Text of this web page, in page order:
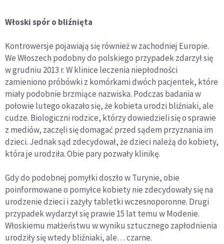
Włoski spór o bliźnięta
Kontrowersje pojawiają się również w zachodniej Europie.
We Włoszech podobny do polskiego przypadek zdarzył się
w grudniu 2013 r. W klinice leczenia niepłodności
zamieniono próbówki z komórkami dwóch pacjentek, które
miały podobnie brzmiące nazwiska. Podczas badania w
połowie lutego okazało się, że kobieta urodzi bliźniaki, ale
cudze. Biologiczni rodzice, którzy dowiedzieli się o sprawie
z mediów, zaczęli się domagać przed sądem przyznania im
dzieci. Jednak sąd zdecydował, że dzieci należą do kobiety,
która je urodziła. Obie pary pozwały klinikę.
Gdy do podobnej pomyłki doszło w Turynie, obie
poinformowane o pomyłce kobiety nie zdecydowały się na
urodzenie dzieci i zażyły tabletki wczesnoporonne. Drugi
przypadek wydarzył się prawie 15 lat temu w Modenie.
Włoskiemu małżeństwu w wyniku sztucznego zapłodnienia
urodziły się wtedy bliźniaki, ale… czarne.